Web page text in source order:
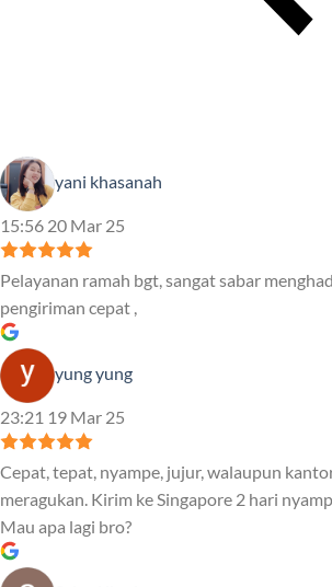
yani khasanah
15:56 20 Mar 25
Pelayanan ramah bgt, sangat sabar
pengiriman cepat ,
yung yung
23:21 19 Mar 25
Cepat, tepat, nyampe, jujur, walaupun
meragukan. Kirim ke Singapore 2 hari
Mau apa lagi bro?